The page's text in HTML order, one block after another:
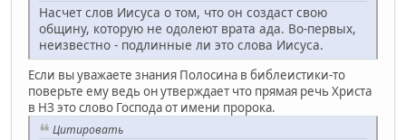
Насчет слов Иисуса о том, что он создаст свою
общину, которую не одолеют врата ада. Во-первых,
неизвестно - подлинные ли это слова Иисуса.
Если вы уважаете знания Полосина в библеистики-то
поверьте ему ведь он утверждает что прямая речь Христа
в НЗ это слово Господа от имени пророка.
Цитировать